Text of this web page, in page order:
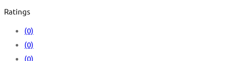
Ratings
(0)
(0)
(0)